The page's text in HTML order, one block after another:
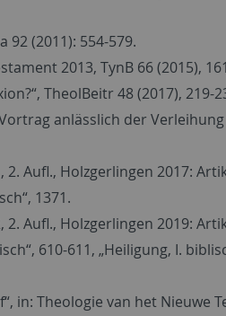
92 (2011): 554-579.
2013, TynB 66 (2015),
TheolBeitr 48 (2017), 219-
anlässlich der
Aufl., Holzgerlingen 2017:
1371.
Aufl., Holzgerlingen 2019:
610-611, „Heiligung, I.
in: Theologie van het Nieuwe